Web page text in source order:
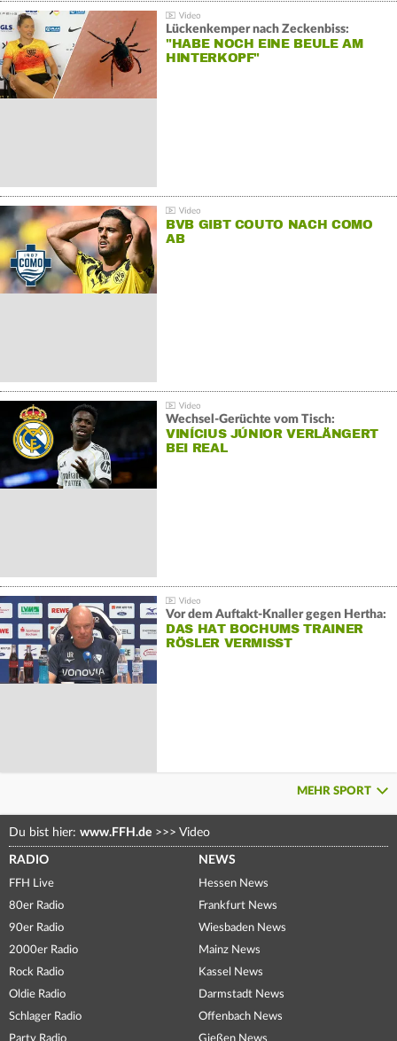
Lückenkemper nach Zeckenbiss:
"HABE NOCH EINE BEULE AM
HINTERKOPF"
BVB GIBT COUTO NACH COMO
AB
Wechsel-Gerüchte vom Tisch:
VINÍCIUS JÚNIOR VERLÄNGERT
BEI REAL
Vor dem Auftakt-Knaller gegen Hertha:
DAS HAT BOCHUMS TRAINER
RÖSLER VERMISST
MEHR SPORT
Du bist hier: www.FFH.de >>> Video
RADIO
FFH Live
80er Radio
90er Radio
2000er Radio
Rock Radio
Oldie Radio
Schlager Radio
Party Radio
NEWS
Hessen News
Frankfurt News
Wiesbaden News
Mainz News
Kassel News
Darmstadt News
Offenbach News
Gießen News